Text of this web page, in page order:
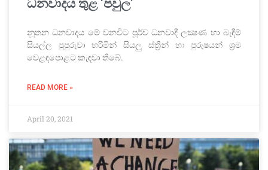
ධනවාදය තුළ ‘පවුල’
නූතන ධනවාදය මේ වනවිට පූර්ව ධනවාදී ලක්‍ෂණ හා බැඳීම්
සියල්ල පුපුරුවා හරිමින් සියලු ස්ත්‍රීන් හා පුරුෂයන් ශ්‍රම
වෙළඳපොළට කැඳවා තිබේ.
READ MORE »
April 20, 2021